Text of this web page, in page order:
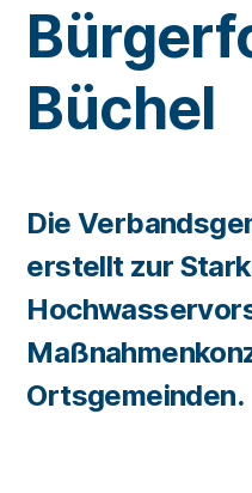
Büchel
Die
erstellt zur
Ortsgemeinden.